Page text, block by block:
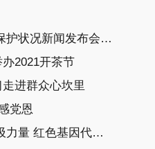
泉州法院知识产权刑事司法保护状况新闻发布会召开
2021开茶节
进群众心坎里
党恩
安溪县第十八小学：学党史汲力量 红色基因代代传